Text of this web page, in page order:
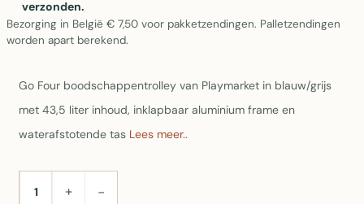
verzonden.
Bezorging in België € 7,50 voor pakketzendingen. Palletzendingen
worden apart berekend.
Go Four boodschappentrolley van Playmarket in blauw/grijs
met 43,5 liter inhoud, inklapbaar aluminium frame en
waterafstotende tas Lees meer..
AANTAL+ −